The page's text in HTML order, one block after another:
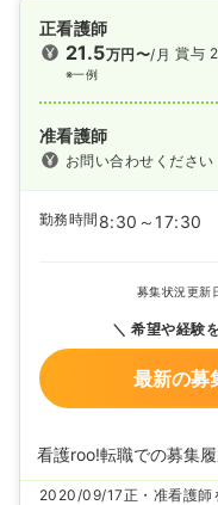
正看護師
21.5万円〜/月
※一例
賞与
准看護師
お問い合わせください
勤務時間 8:30～17:30
募集状況更新
希望や経験
最新の募
看護roo!転職での募集
2020/09/17正・准看護師